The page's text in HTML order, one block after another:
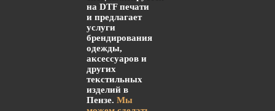
на DTF печати
и предлагает
услуги
брендирования
одежды,
аксессуаров и
других
текстильных
изделий в
Пензе. Мы